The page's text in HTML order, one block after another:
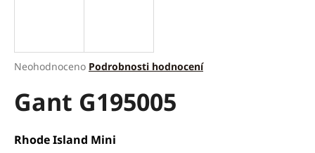
Průměrné
produktu
je
z
5
Neohodnoceno Podrobnosti hodnocení
Gant G195005
Rhode Island Mini
í
t
?